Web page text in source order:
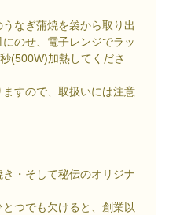
なぎ蒲焼を袋から取り出
のせ、電子レンジでラッ
(500W)加熱してくださ
すので、取扱いには注意
・そして秘伝のオリジナ
つでも欠けると、創業以